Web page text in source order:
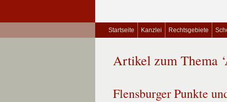
Startseite Kanzlei Rechtsgebiete
Artikel zum Thema
Flensburger Punkte